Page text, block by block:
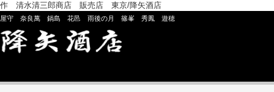
作 清水清三郎商店 販売店 東京/降矢酒店
屋守 奈良萬 鍋島 花邑 雨後の月 篠峯 秀鳳 遊穂